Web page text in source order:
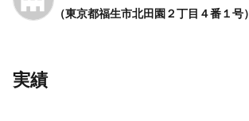
（東京都福生市北田園２丁目４番１号）
実績